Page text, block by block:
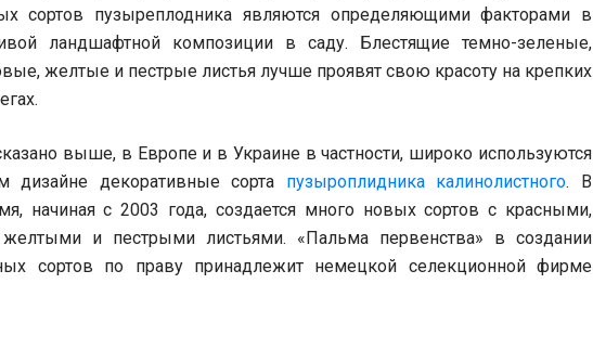
сортов пузыреплодника являются определяющими факторами в
ландшафтной композиции в саду. Блестящие темно-зеленые,
желтые и пестрые листья лучше проявят свою красоту на крепких
выше, в Европе и в Украине в частности, широко используются
дизайне декоративные сорта пузыроплидника калинолистного. В
начиная с 2003 года, создается много новых сортов с красными,
и пестрыми листьями. «Пальма первенства» в создании
сортов по праву принадлежит немецкой селекционной фирме